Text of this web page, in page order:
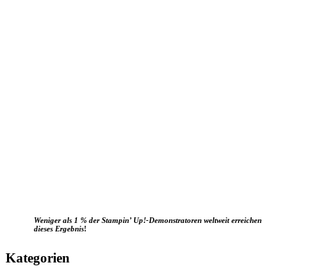
Weniger als 1 % der Stampin’ Up!-Demonstratoren weltweit erreichen
dieses Ergebnis!
Kategorien